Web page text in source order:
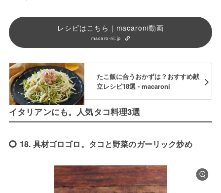
レシピはこちら｜macaroni動画
macaro-ni.jp
たこ飯に合うおかずは？おすすめ献
立レシピ18選 - macaroni
イタリアンにも。人気タコ料理3選
18. 具材ゴロゴロ。タコと野菜のガーリック炒め